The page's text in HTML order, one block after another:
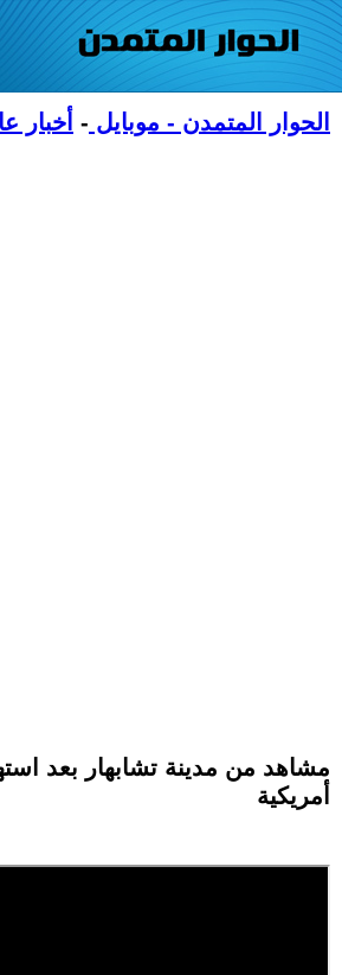
الحوار المتمدن - موبايل - أخبار
مشاهد من مدينة تشابهار بعد
أمريكية